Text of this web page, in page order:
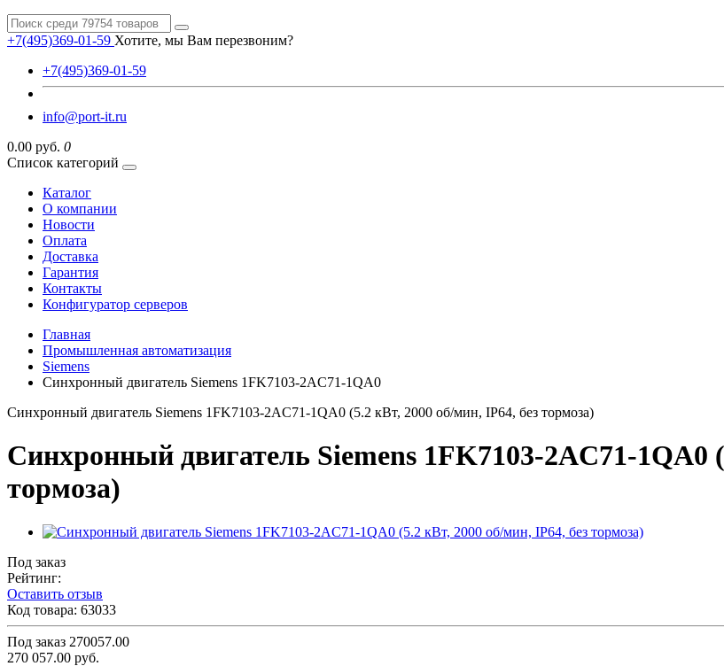
+7(495)369-01-59 Хотите, мы Вам перезвоним?
+7(495)369-01-59
info@port-it.ru
0.00 руб. 0
Список категорий
Каталог
О компании
Новости
Оплата
Доставка
Гарантия
Контакты
Конфигуратор серверов
Главная
Промышленная автоматизация
Siemens
Синхронный двигатель Siemens 1FK7103-2AC71-1QA0
Синхронный двигатель Siemens 1FK7103-2AC71-1QA0 (5.2 кВт, 2000 об/мин, IP64, без тормоза)
Синхронный двигатель Siemens 1FK7103-2AC71-1QA0
тормоза)
Под заказ
Рейтинг:
Оставить отзыв
Код товара: 63033
Под заказ 270057.00
270 057.00 руб.